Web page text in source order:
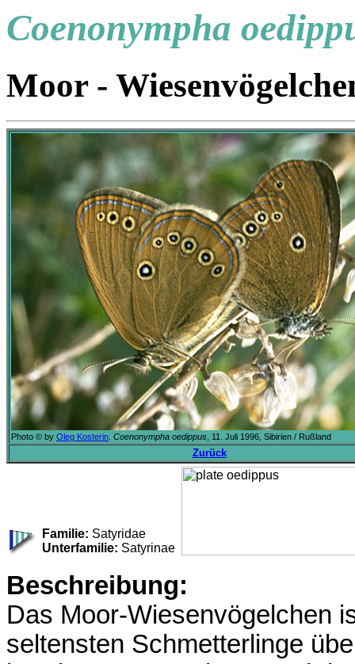
Coenonympha
Moor -
Photo © by Oleg Kosterin Coenonympha oedippus , 11. Juli 1996, Sibirien / Rußland
Zurück
Familie: Satyridae
Unterfamilie: Satyrinae
Beschreibung:
Das Moor-Wiesenvögelchen
seltensten Schmetterlinge